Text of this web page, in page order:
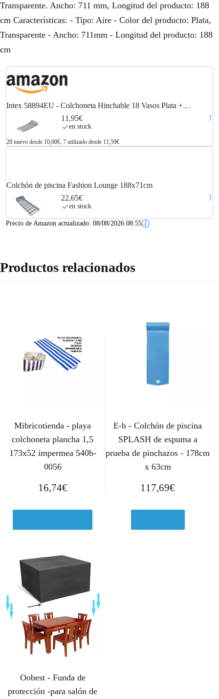
Transparente. Ancho: 711 mm, Longitud del producto: 188
cm Características: - Tipo: Aire - Color del producto: Plata,
Transparente - Ancho: 711mm - Longitud del producto: 188
cm
Intex 58894EU - Colchoneta Hinchable 18 Vasos Plata +
Almohada 188x71 cm
11,95€
en stock
28 nuevo desde 10,00€, 7 utilizado desde 11,59€
Colchón de piscina Fashion Lounge 188x71cm
22,65€
en stock
Precio de Amazon actualizado: 08/08/2026 08:55
Productos relacionados
Mibricotienda - playa
colchoneta plancha 1,5
173x52 impermea 540b-
0056
16,74€
E-b - Colchón de piscina
SPLASH de espuma a
prueba de pinchazos - 178cm
x 63cm
117,69€
Oobest - Funda de
protección -para salón de